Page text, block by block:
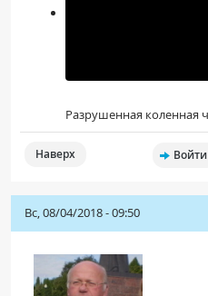
Разрушенная коленная
Наверх Войти
Вс, 08/04/2018 - 09:50